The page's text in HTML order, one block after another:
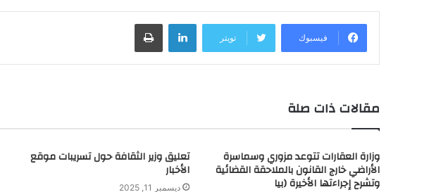
فيسبوك تويتر
لينكدإن
مقالات ذات صلة
وزارة العقارات تتوعد مزوري وسماسرة
الأراضي خارج القانون بالملاحقة القضائية
وتشرح إجراءتها الأخيرة (بيا
تعليق وزير الثقافة حول تسريبات موقع
الأخبار
ديسمبر 11, 2025